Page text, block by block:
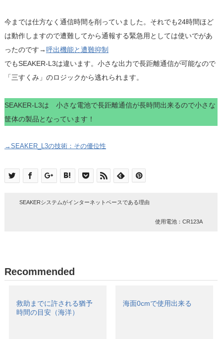
今までは仕方なく通信時間を削っていました。それでも24時間ほど
は動作しますので遭難してから通報する緊急用としては使いでがあ
ったのです→呼出機能と遭難抑制
でもSEAKER-L3は違います。小さな出力で長距離通信が可能なので
「三すくみ」のロジックから逃れられます。
SEAKER-L3は 小さな電池で長距離通信が長時間出来るので小さな
筐体の製品となっています！
→SEAKER_L3の技術：その優位性
SEAKERシステムがインターネットベースである理由
使用電池：CR123A
Recommended
救助までに許される猶予
時間の目安（海洋）
海面0cmで使用出来る